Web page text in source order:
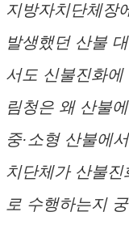
지방자치단체장
발생했던 산불
서도 신불진화
림청은 왜 산불
중·소형 산불에
치단체가 산불
로 수행하는지